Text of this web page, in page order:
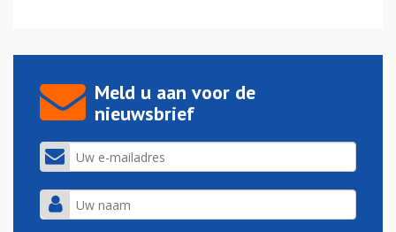
Meld u aan voor de
nieuwsbrief